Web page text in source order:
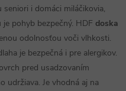
i domáci miláčikovia,
pohyb bezpečný. HDF doska
odolnosťou voči vlhkosti.
je bezpečná i pre alergikov.
pred usadzovaním
udržiava. Je vhodná aj na